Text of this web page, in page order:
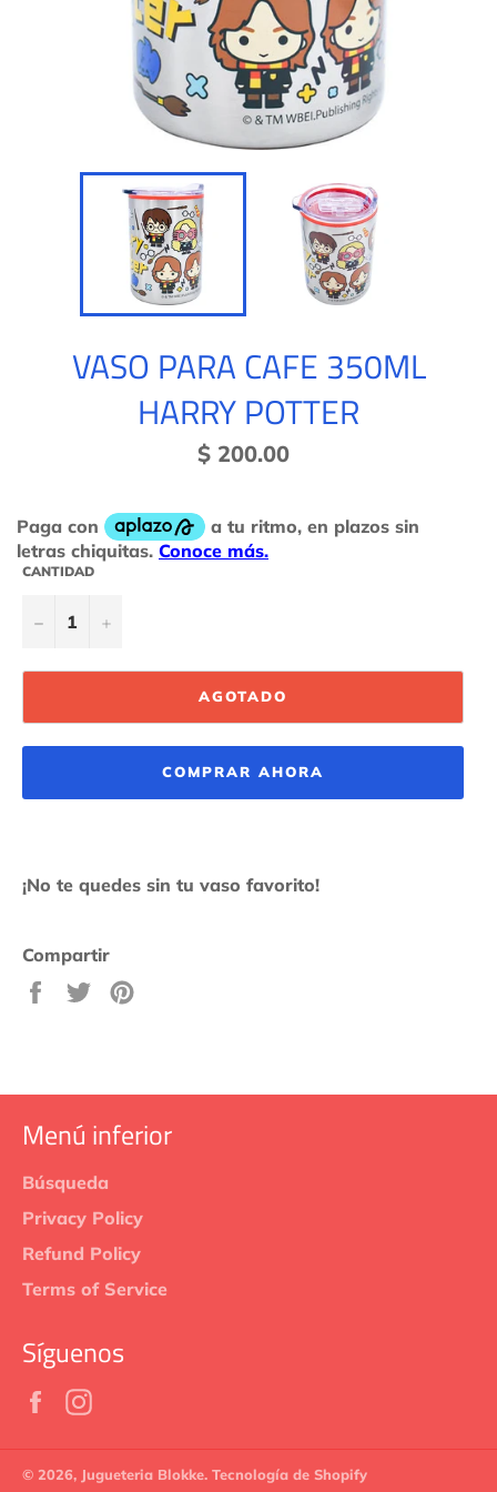
VASO PARA CAFE 350ML
HARRY POTTER
Precio
habitual
$ 200.00
CANTIDAD
− +
AGOTADO
COMPRAR AHORA
¡No te quedes sin tu vaso favorito!
Compartir
Compartir
Tuitear
Menú inferior
Búsqueda
Privacy Policy
Refund Policy
Terms of Service
Síguenos
Facebook
© 2026, Jugueteria Blokke. Tecnología de Shopify